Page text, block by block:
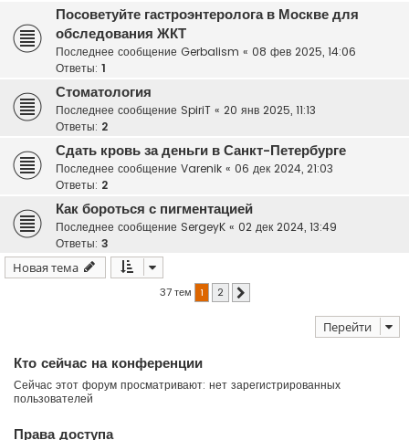
Посоветуйте гастроэнтеролога в Москве для
обследования ЖКТ
Последнее сообщение Gerbalism « 08 фев 2025, 14:06
Ответы: 1
Стоматология
Последнее сообщение SpiriT « 20 янв 2025, 11:13
Ответы: 2
Сдать кровь за деньги в Санкт-Петербурге
Последнее сообщение Varenik « 06 дек 2024, 21:03
Ответы: 2
Как бороться с пигментацией
Последнее сообщение SergeyK « 02 дек 2024, 13:49
Ответы: 3
Новая тема
37 тем 1 2
Перейти
Кто сейчас на конференции
Сейчас этот форум просматривают: нет зарегистрированных
пользователей
Права доступа